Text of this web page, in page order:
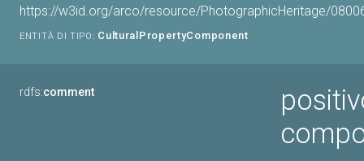
https://w3id.org/arco/resource/PhotographicHeritage/
ENTITÀ DI TIPO: CulturalPropertyComponent
rdfs:comment